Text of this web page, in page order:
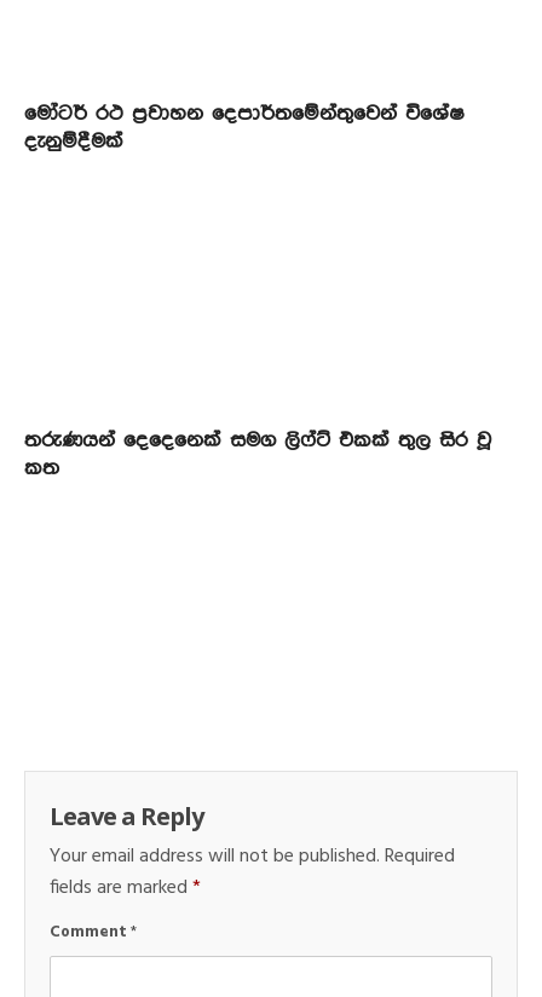
මෝටර් රථ ප්‍රවාහන දෙපාර්තමේන්තුවෙන් විශේෂ
දැනුම්දීමක්
තරුණයන් දෙදෙනෙක් සමග ලිෆ්ට් එකක් තුල සිර වූ
කත
Leave a Reply
Your email address will not be published.Required
fields are marked*
Comment*